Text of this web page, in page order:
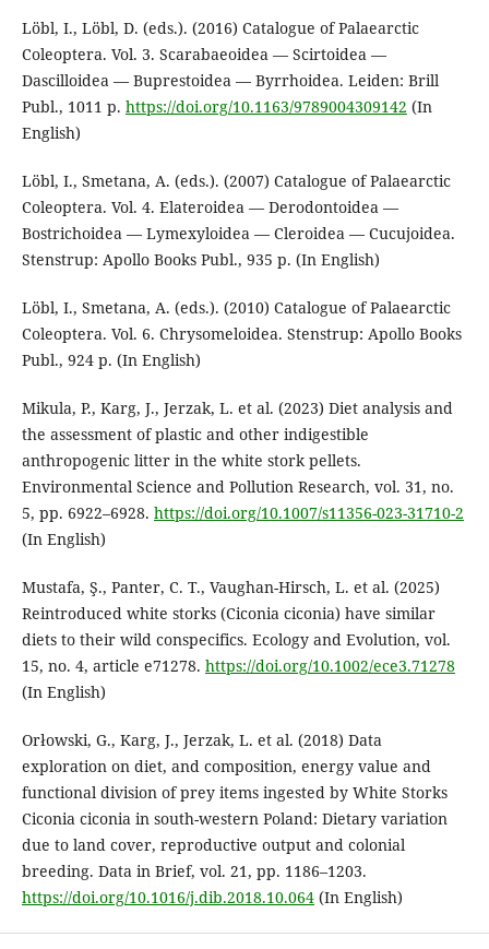
Löbl, I., Löbl, D. (eds.). (2016) Catalogue of Palaearctic
Coleoptera. Vol. 3. Scarabaeoidea — Scirtoidea —
Dascilloidea — Buprestoidea — Byrrhoidea. Leiden: Brill
Publ., 1011 p. https://doi.org/10.1163/9789004309142 (In
English)
Löbl, I., Smetana, A. (eds.). (2007) Catalogue of Palaearctic
Coleoptera. Vol. 4. Elateroidea — Derodontoidea —
Bostrichoidea — Lymexyloidea — Cleroidea — Cucujoidea.
Stenstrup: Apollo Books Publ., 935 p. (In English)
Löbl, I., Smetana, A. (eds.). (2010) Catalogue of Palaearctic
Coleoptera. Vol. 6. Chrysomeloidea. Stenstrup: Apollo Books
Publ., 924 p. (In English)
Mikula, P., Karg, J., Jerzak, L. et al. (2023) Diet analysis and
the assessment of plastic and other indigestible
anthropogenic litter in the white stork pellets.
Environmental Science and Pollution Research, vol. 31, no.
5, pp. 6922–6928. https://doi.org/10.1007/s11356-023-31710-2
(In English)
Mustafa, Ş., Panter, C. T., Vaughan-Hirsch, L. et al. (2025)
Reintroduced white storks (Ciconia ciconia) have similar
diets to their wild conspecifics. Ecology and Evolution, vol.
15, no. 4, article e71278. https://doi.org/10.1002/ece3.71278
(In English)
Orłowski, G., Karg, J., Jerzak, L. et al. (2018) Data
exploration on diet, and composition, energy value and
functional division of prey items ingested by White Storks
Ciconia ciconia in south-western Poland: Dietary variation
due to land cover, reproductive output and colonial
breeding. Data in Brief, vol. 21, pp. 1186–1203.
https://doi.org/10.1016/j.dib.2018.10.064(In English)